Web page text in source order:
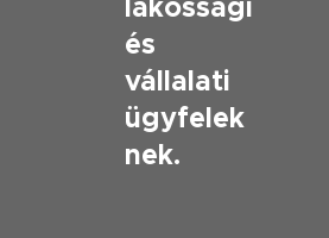
és
vállalati
ügyfelek
nek.